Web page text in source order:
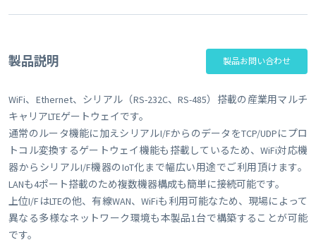
製品説明 製品お問い合わせ
WiFi、Ethernet、シリアル（RS-232C、RS-485）搭載の産業用マルチ
キャリアLTEゲートウェイです。
通常のルータ機能に加えシリアルI/FからのデータをTCP/UDPにプロ
トコル変換するゲートウェイ機能も搭載しているため、WiFi対応機
器からシリアルI/F機器のIoT化まで幅広い用途でご利用頂けます。
LANも4ポート搭載のため複数機器構成も簡単に接続可能です。
上位I/FはLTEの他、有線WAN、WiFiも利用可能なため、現場によって
異なる多様なネットワーク環境も本製品1台で構築することが可能
です。